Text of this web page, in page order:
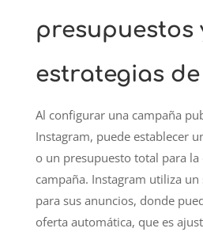
presupuestos
estrategias
Al configurar una campaña
Instagram, puede establecer
o un presupuesto total para la
campaña. Instagram utiliza un
para sus anuncios, donde
oferta automática, que es